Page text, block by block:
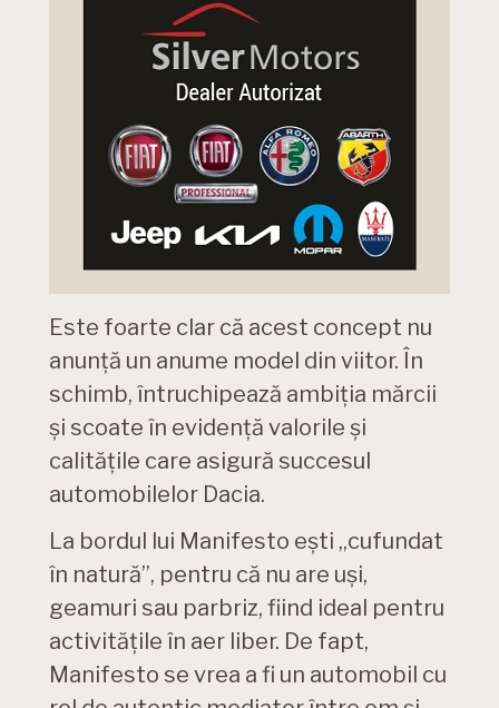
Este foarte clar că acest concept nu
anunță un anume model din viitor. În
schimb, întruchipează ambiția mărcii
și scoate în evidență valorile și
calitățile care asigură succesul
automobilelor Dacia.
La bordul lui Manifesto ești „cufundat
în natură”, pentru că nu are uși,
geamuri sau parbriz, fiind ideal pentru
activitățile în aer liber. De fapt,
Manifesto se vrea a fi un automobil cu